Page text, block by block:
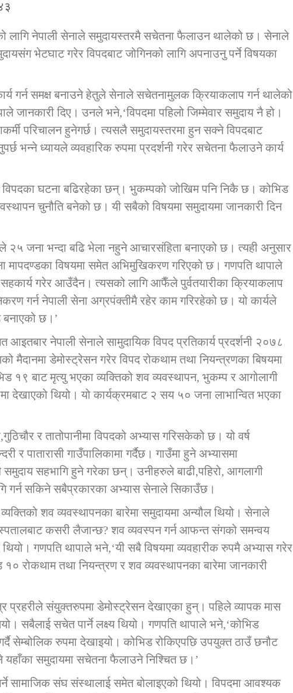
तातोपानी गाउँपालिका जुम्लाको महिला तथा
तातोपानी गाउँपालिका जुम्लाको सूचना
लागि नेपाली सेनाले समुदायस्तरमै सचेतना फैलाउन थालेको छ। सेनाले
भेटघाट गरेर विपदबाट जोगिनको लागि अपनाउनु पर्ने विषयका
गर्न समक्ष बनाउने हेतुले सेनाले सचेतनामुलक क्रियाकलाप गर्न थालेको
जानकारी दिए। उनले भने,‘विपदमा पहिलो जिम्मेवार समुदाय नै हो।
परिचालन हुनेगर्छ। त्यसलै समुदायस्तरमा हुन सक्ने विपदबाट
भन्ने ध्यायले व्यवहारिक रुपमा प्रदर्शनी गरेर सचेतना फैलाउने कार्य
विपदका घटना बढिरहेका छन्। भुकम्पको जोखिम पनि निकै छ। कोभिड
चुनौति बनेको छ। यी सबैको विषयमा समुदायमा जानकारी दिन
२५ जना भन्दा बढि भेला नहुने आचारसंहिता बनाएको छ। त्यही अनुसार
मापदण्डका विषयमा समेत अभिमुखिकरण गरिएको छ। गणपति थापाले
गरेर आउँदैन। त्यसको लागि आफैँले पुर्वतयारीका क्रियाकलाप
गर्न नेपाली सेना अग्रपंक्तीमै रहेर काम गरिरहेको छ। यो कार्यले
बनाएको छ।’
आइतबार नेपाली सेनाले सामुदायिक विपद प्रतिकार्य प्रदर्शनी २०७८
मैदानमा डेमोस्ट्रेसन गरेर विपद रोकथाम तथा नियन्त्रणका बिषयमा
१९ बाट मृत्यु भएका व्यक्तिको शव व्यवस्थापन, भुकम्प र आगोलागी
देखाएको थियो। यो कार्यक्रमबाट २ सय ५० जना लाभान्वित भएका
र तातोपानीमा विपदको अभ्यास गरिसकेको छ। यो वर्ष
र पातारासी गाउँपालिकामा गर्दैछ। गाउँमा हुने अभ्यासमा
समुदाय सहभागि हुने गरेका छन्। उनीहरुले बाढी,पहिरो, आगलागी
गर्न सकिने सबैप्रकारका अभ्यास सेनाले सिकाउँछ।
शव व्यवस्थापनका बारेमा समुदायमा अन्यौल थियो। सेनाले
कसरी लैजान्छ? शव व्यवस्पन गर्न आफन्त संगको समन्वय
गणपति थापाले भने,‘यी सबै विषयमा व्यवहारीक रुपमै अभ्यास गरेर
रोकथाम तथा नियन्त्रण र शव व्यवस्थापनका बारेमा जानकारी
प्रहरीले संयुक्तरुपमा डेमोस्ट्रेसन देखाएका हुन्। पहिले व्यापक मास
सबैलाई सचेत पार्ने लक्ष्य थियो। गणपति थापाले भने,‘कोभिड
सेम्बोलिक रुपमा देखाइयो। कोभिड रोकिएपछि उपयुक्त ठाउँ छनौट
यहाँका समुदायमा सचेतना फैलाउने निश्चित छ।’
गर्ने सामाजिक संघ संस्थालाई समेत बोलाइएको थियो। विपदमा आवश्यक